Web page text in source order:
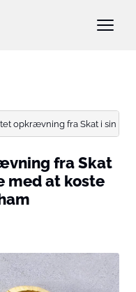
opkrævning fra Skat i sin e-
fra Skat
med at koste